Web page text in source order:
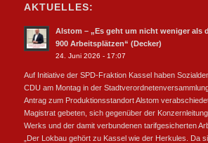
AKTUELLES:
Alstom – „Es geht um nicht weniger als
900 Arbeitsplätzen“ (Decker)
24. Juni 2026 - 17:07
Auf Initiative der SPD-Fraktion Kassel haben
CDU am Montag in der
Antrag zum Produktionsstandort Alstom
Magistrat gebeten, sich gegenüber der
Werks und der damit verbundenen tarifgesicherten
„Der Lokbau gehört zu Kassel wie der Herkules. Da